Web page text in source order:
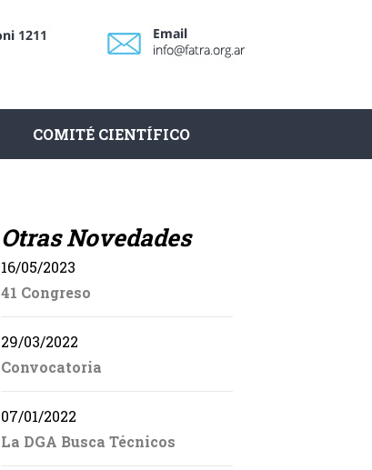
COMITÉ CIENTÍFICO
Otras Novedades
16/05/2023
41 Congreso
29/03/2022
Convocatoria
07/01/2022
La DGA Busca Técnicos